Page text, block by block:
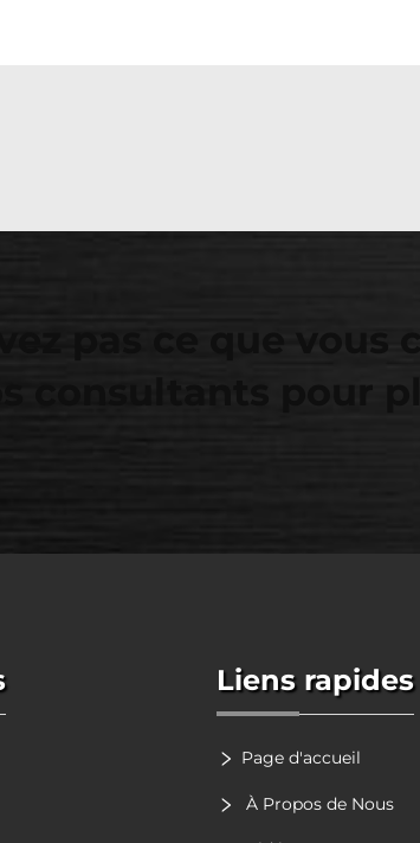
pas ce que vous
consultants pour
Liens rapides
Page d'accueil
À Propos de Nous